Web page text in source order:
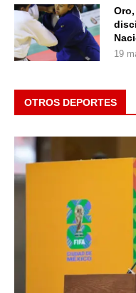
19
OTROS DEPORTES